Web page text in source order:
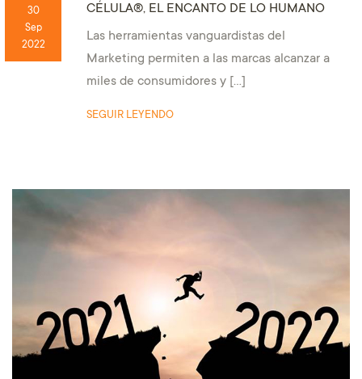
30
Sep
2022
CÉLULA®, EL ENCANTO DE LO HUMANO
Las herramientas vanguardistas del
Marketing permiten a las marcas alcanzar a
miles de consumidores y […]
SEGUIR LEYENDO